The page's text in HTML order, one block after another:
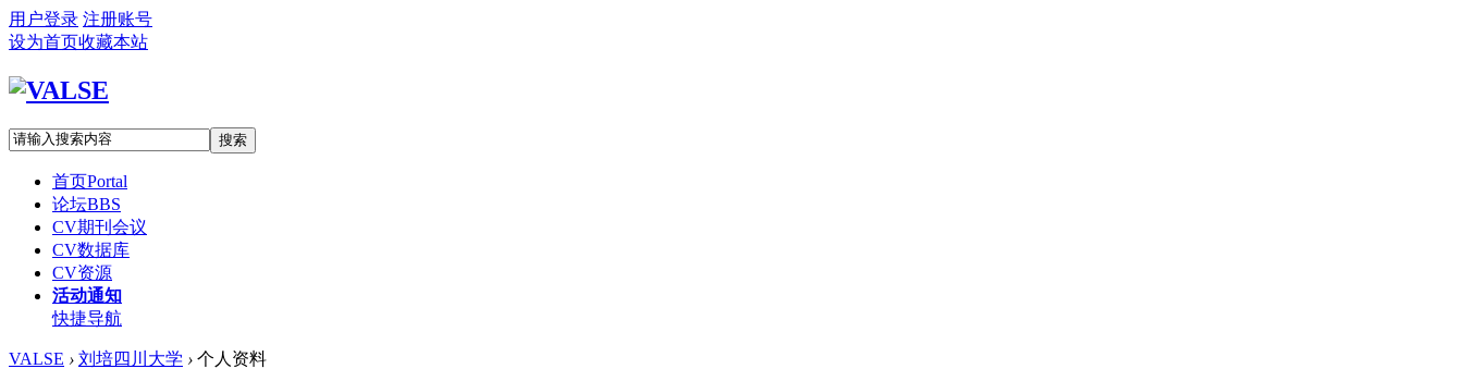
用户登录 注册账号
设为首页收藏本站
搜索
首页Portal
论坛BBS
CV期刊会议
CV数据库
CV资源
活动通知
快捷导航
VALSE › 刘培四川大学 › 个人资料